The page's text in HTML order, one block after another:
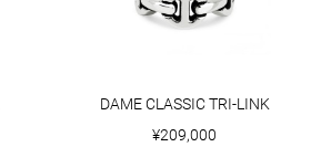
DAME CLASSIC TRI-LINK
¥209,000